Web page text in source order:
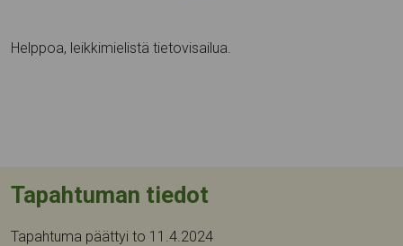
Helppoa, leikkimielistä tietovisailua.
Tapahtuman tiedot
Tapahtuma päättyi to 11.4.2024